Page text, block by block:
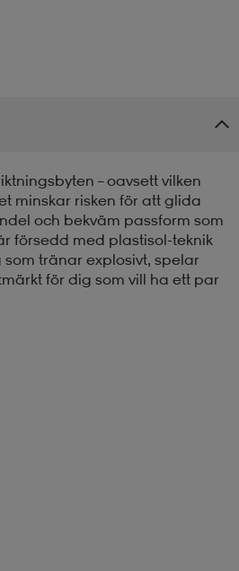
– oavsett vilken
minskar risken för att glida
och bekväm passform som
försedd med plastisol-teknik
tränar explosivt, spelar
för dig som vill ha ett par